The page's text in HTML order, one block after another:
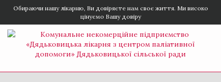
Обираючи нашу лікарню, Ви довіряєте нам своє життя. Ми високо
цінуємо Вашу довіру